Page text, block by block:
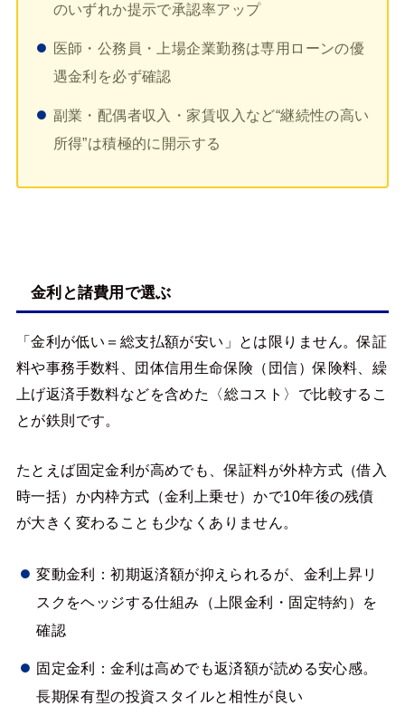
のいずれか提示で承認率アップ
医師・公務員・上場企業勤務は専用ローンの優
遇金利を必ず確認
副業・配偶者収入・家賃収入など“継続性の高い
所得”は積極的に開示する
金利と諸費用で選ぶ
「金利が低い＝総支払額が安い」とは限りません。保証
料や事務手数料、団体信用生命保険（団信）保険料、繰
上げ返済手数料などを含めた〈総コスト〉で比較するこ
とが鉄則です。
たとえば固定金利が高めでも、保証料が外枠方式（借入
時一括）か内枠方式（金利上乗せ）かで10年後の残債
が大きく変わることも少なくありません。
変動金利：初期返済額が抑えられるが、金利上昇リ
スクをヘッジする仕組み（上限金利・固定特約）を
確認
固定金利：金利は高めでも返済額が読める安心感。
長期保有型の投資スタイルと相性が良い